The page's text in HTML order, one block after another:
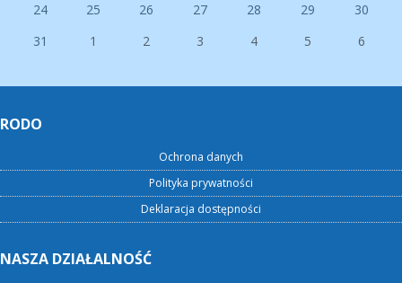
24
25 26 27 28 29
30
31
1 2 3 4 5 6
RODO
Ochrona danych
Polityka prywatności
Deklaracja dostępności
NASZA DZIAŁALNOŚĆ